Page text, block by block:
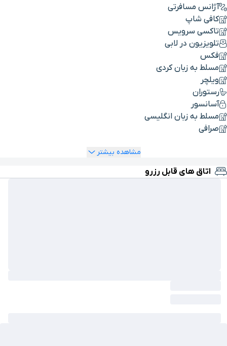
آژانس مسافرتی
کافی شاپ
تاکسی سرویس
تلویزیون در لابی
فکس
مسلط به زبان کردی
ویلچر
رستوران
آسانسور
مسلط به زبان انگلیسی
صرافی
مشاهده بیشتر
اتاق های قابل رزرو